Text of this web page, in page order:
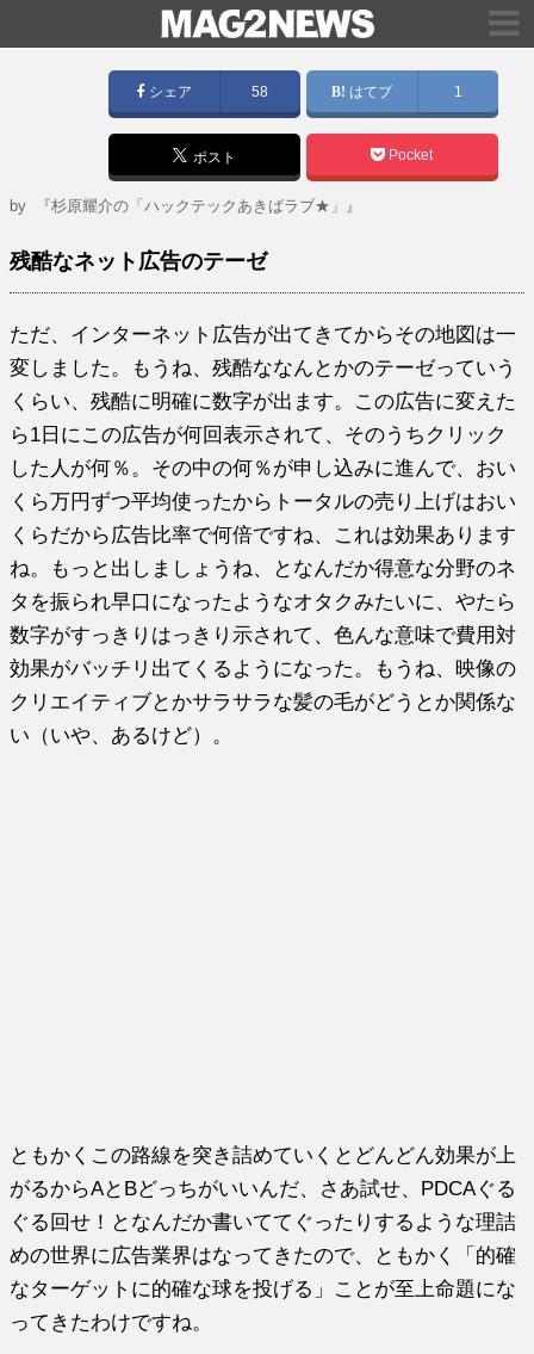
シェア 58 はてブ 1
ポスト Pocket
by 『杉原耀介の「ハックテックあきばラブ★」』
残酷なネット広告のテーゼ
ただ、インターネット広告が出てきてからその地図は一
変しました。もうね、残酷ななんとかのテーゼっていう
くらい、残酷に明確に数字が出ます。この広告に変えた
ら1日にこの広告が何回表示されて、そのうちクリック
した人が何％。その中の何％が申し込みに進んで、おい
くら万円ずつ平均使ったからトータルの売り上げはおい
くらだから広告比率で何倍ですね、これは効果あります
ね。もっと出しましょうね、となんだか得意な分野のネ
タを振られ早口になったようなオタクみたいに、やたら
数字がすっきりはっきり示されて、色んな意味で費用対
効果がバッチリ出てくるようになった。もうね、映像の
クリエイティブとかサラサラな髪の毛がどうとか関係な
い（いや、あるけど）。
ともかくこの路線を突き詰めていくとどんどん効果が上
がるからAとBどっちがいいんだ、さあ試せ、PDCAぐる
ぐる回せ！となんだか書いててぐったりするような理詰
めの世界に広告業界はなってきたので、ともかく「的確
なターゲットに的確な球を投げる」ことが至上命題にな
ってきたわけですね。